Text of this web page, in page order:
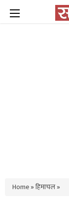
Home»हिमाचल»